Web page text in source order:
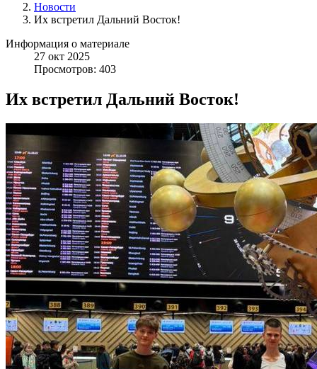
Новости
Их встретил Дальний Восток!
Информация о материале
27 окт 2025
Просмотров: 403
Их встретил Дальний Восток!